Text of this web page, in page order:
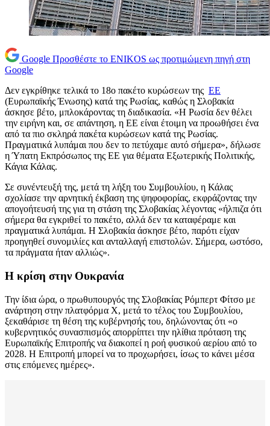
Google Προσθέστε το ENIKOS ως προτιμώμενη πηγή στη
Google
Δεν εγκρίθηκε τελικά το 18ο πακέτο κυρώσεων της ΕΕ
(Ευρωπαϊκής Ένωσης) κατά της Ρωσίας, καθώς η Σλοβακία
άσκησε βέτο, μπλοκάροντας τη διαδικασία. «Η Ρωσία δεν θέλει
την ειρήνη και, σε απάντηση, η ΕΕ είναι έτοιμη να προωθήσει ένα
από τα πιο σκληρά πακέτα κυρώσεων κατά της Ρωσίας.
Πραγματικά λυπάμαι που δεν το πετύχαμε αυτό σήμερα», δήλωσε
η Ύπατη Εκπρόσωπος της ΕΕ για θέματα Εξωτερικής Πολιτικής,
Κάγια Κάλας.
Σε συνέντευξή της, μετά τη λήξη του Συμβουλίου, η Κάλας
σχολίασε την αρνητική έκβαση της ψηφοφορίας, εκφράζοντας την
απογοήτευσή της για τη στάση της Σλοβακίας λέγοντας «ήλπιζα ότι
σήμερα θα εγκριθεί το πακέτο, αλλά δεν τα καταφέραμε και
πραγματικά λυπάμαι. Η Σλοβακία άσκησε βέτο, παρότι είχαν
προηγηθεί συνομιλίες και ανταλλαγή επιστολών. Σήμερα, ωστόσο,
τα πράγματα ήταν αλλιώς».
Η κρίση στην Ουκρανία
Την ίδια ώρα, ο πρωθυπουργός της Σλοβακίας Ρόμπερτ Φίτσο με
ανάρτηση στην πλατφόρμα Χ, μετά το τέλος του Συμβουλίου,
ξεκαθάρισε τη θέση της κυβέρνησής του, δηλώνοντας ότι «ο
κυβερνητικός συνασπισμός απορρίπτει την ηλίθια πρόταση της
Ευρωπαϊκής Επιτροπής να διακοπεί η ροή φυσικού αερίου από το
2028. Η Επιτροπή μπορεί να το προχωρήσει, ίσως το κάνει μέσα
στις επόμενες ημέρες».